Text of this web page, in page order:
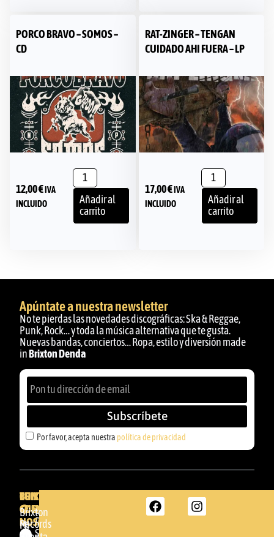
PORCO BRAVO – SOMOS –
CD
12,00€ IVA
INCLUIDO
Añadir al
carrito
RAT-ZINGER – TENGAN
CUIDADO AHI FUERA – LP
17,00€ IVA
INCLUIDO
Añadir al
carrito
Apúntate a nuestra newsletter
No te pierdas las novedades discográficas: Ska & Reggae,
Punk, Rock… y toda la música alternativa que te gusta.
Nuevas bandas, conciertos… Ropa, estilo y diversión made
in Brixton Denda
Por favor, acepta nuestra política de privacidad
Subscríbete
BRIXTON
DENDA -
SHOP
BRIXTON
Brixton
Records
TU
CUENTA
Mi
CONTACTA
CON
NOSOTROS